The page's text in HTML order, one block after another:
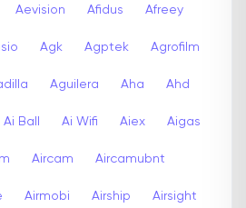
Aevision Afidus Afreey
Agk Agptek Agrofilm
Aguilera Aha Ahd
Ai Ball Ai Wifi Aiex Aigas
Aircam Aircamubnt
Airmobi Airship Airsight